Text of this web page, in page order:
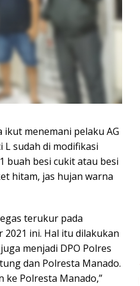
ikut menemani pelaku AG
sudah di modifikasi
buah besi cukit atau besi
hitam, jas hujan warna
terukur pada
ini. Hal itu dilakukan
menjadi DPO Polres
dan Polresta Manado.
Polresta Manado,”